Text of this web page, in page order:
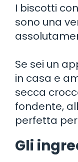
I biscotti
sono una
Se sei un
in casa e
secca
fondente,
perfetta
Gli